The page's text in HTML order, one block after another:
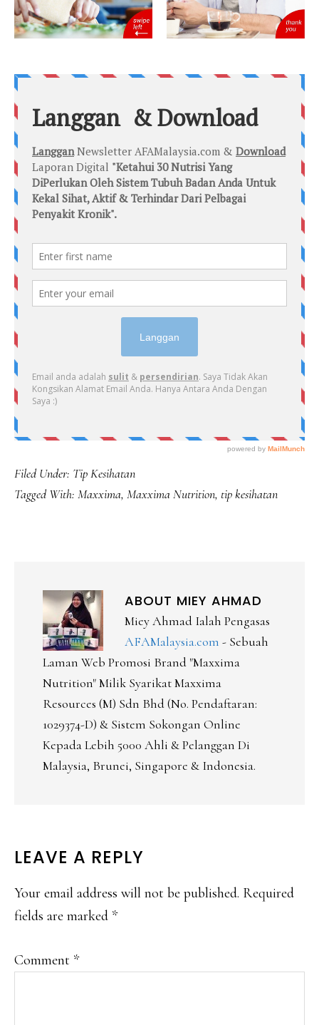
Filed Under: Tip Kesihatan
Tagged With: Maxxima, Maxxima Nutrition, tip kesihatan
ABOUT MIEY AHMAD
Miey Ahmad Ialah Pengasas
AFAMalaysia.com - Sebuah
Laman Web Promosi Brand "Maxxima
Nutrition" Milik Syarikat Maxxima
Resources (M) Sdn Bhd (No. Pendaftaran:
1029374-D) & Sistem Sokongan Online
Kepada Lebih 5000 Ahli & Pelanggan Di
Malaysia, Brunei, Singapore & Indonesia.
READER
INTERACTIONS
LEAVE A REPLY
Your email address will not be published. Required
fields are marked *
Comment *